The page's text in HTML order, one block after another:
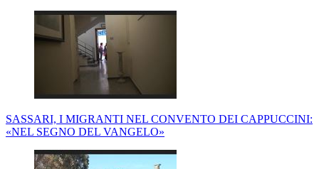
SASSARI, I MIGRANTI NEL CONVENTO DEI CAPPUCCINI:
«NEL SEGNO DEL VANGELO»